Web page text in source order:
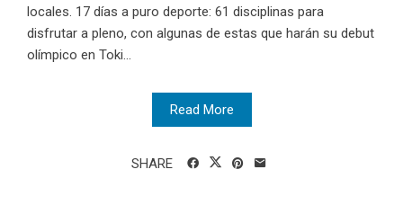
locales. 17 días a puro deporte: 61 disciplinas para
disfrutar a pleno, con algunas de estas que harán su debut
olímpico en Toki...
Read More
SHARE